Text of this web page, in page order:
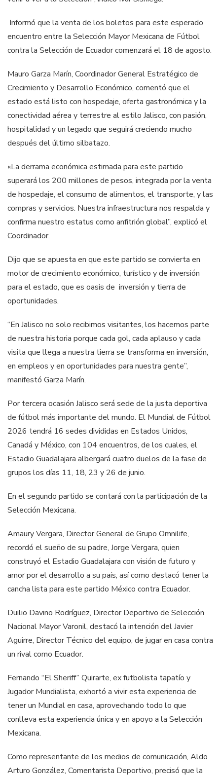
Informó que la venta de los boletos para este esperado
encuentro entre la Selección Mayor Mexicana de Fútbol
contra la Selección de Ecuador comenzará el 18 de agosto.
Mauro Garza Marín, Coordinador General Estratégico de
Crecimiento y Desarrollo Económico, comentó que el
estado está listo con hospedaje, oferta gastronómica y la
conectividad aérea y terrestre al estilo Jalisco, con pasión,
hospitalidad y un legado que seguirá creciendo mucho
después del último silbatazo.
«La derrama económica estimada para este partido
superará los 200 millones de pesos, integrada por la venta
de hospedaje, el consumo de alimentos, el transporte, y las
compras y servicios. Nuestra infraestructura nos respalda y
confirma nuestro estatus como anfitrión global”, explicó el
Coordinador.
Dijo que se apuesta en que este partido se convierta en
motor de crecimiento económico, turístico y de inversión
para el estado, que es oasis de inversión y tierra de
oportunidades.
“En Jalisco no solo recibimos visitantes, los hacemos parte
de nuestra historia porque cada gol, cada aplauso y cada
visita que llega a nuestra tierra se transforma en inversión,
en empleos y en oportunidades para nuestra gente”,
manifestó Garza Marín.
Por tercera ocasión Jalisco será sede de la justa deportiva
de fútbol más importante del mundo. El Mundial de Fútbol
2026 tendrá 16 sedes divididas en Estados Unidos,
Canadá y México, con 104 encuentros, de los cuales, el
Estadio Guadalajara albergará cuatro duelos de la fase de
grupos los días 11, 18, 23 y 26 de junio.
En el segundo partido se contará con la participación de la
Selección Mexicana.
Amaury Vergara, Director General de Grupo Omnilife,
recordó el sueño de su padre, Jorge Vergara, quien
construyó el Estadio Guadalajara con visión de futuro y
amor por el desarrollo a su país, así como destacó tener la
cancha lista para este partido México contra Ecuador.
Duilio Davino Rodríguez, Director Deportivo de Selección
Nacional Mayor Varonil, destacó la intención del Javier
Aguirre, Director Técnico del equipo, de jugar en casa contra
un rival como Ecuador.
Fernando “El Sheriff” Quirarte, ex futbolista tapatío y
Jugador Mundialista, exhortó a vivir esta experiencia de
tener un Mundial en casa, aprovechando todo lo que
conlleva esta experiencia única y en apoyo a la Selección
Mexicana.
Como representante de los medios de comunicación, Aldo
Arturo González, Comentarista Deportivo, precisó que la